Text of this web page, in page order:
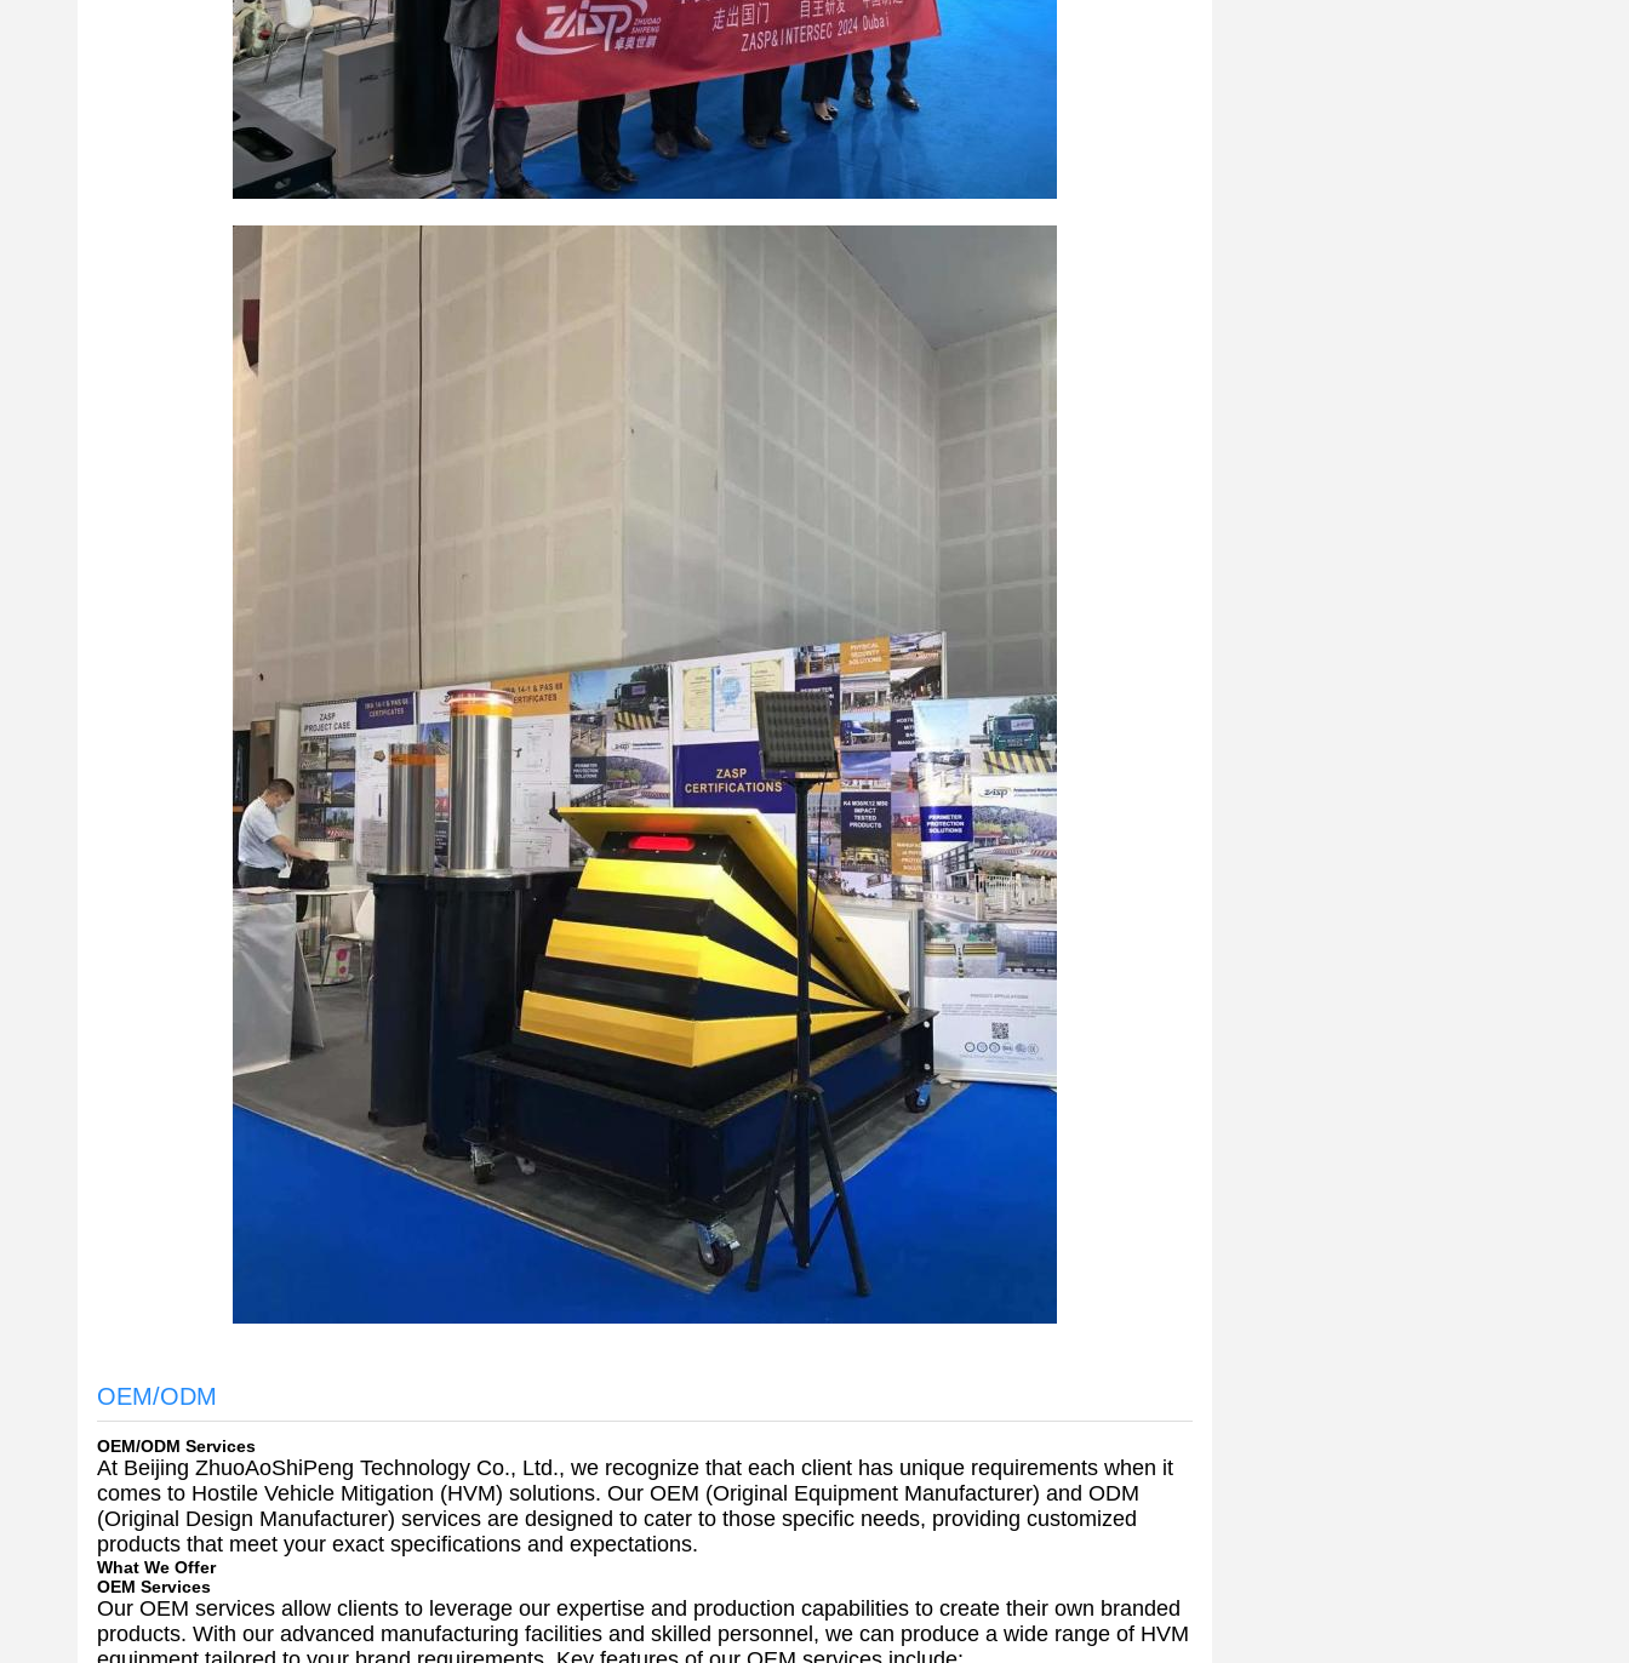
OEM/ODM
OEM/ODM Services
At Beijing ZhuoAoShiPeng Technology Co., Ltd., we recognize that each client has unique requirements when it
comes to Hostile Vehicle Mitigation (HVM) solutions. Our OEM (Original Equipment Manufacturer) and ODM
(Original Design Manufacturer) services are designed to cater to those specific needs, providing customized
products that meet your exact specifications and expectations.
What We Offer
OEM Services
Our OEM services allow clients to leverage our expertise and production capabilities to create their own branded
products. With our advanced manufacturing facilities and skilled personnel, we can produce a wide range of HVM